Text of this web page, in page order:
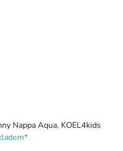
Nappa Aqua, KOEL4kids